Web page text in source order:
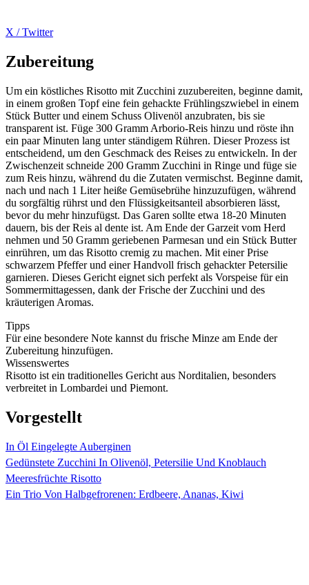
X / Twitter
Zubereitung
Um ein köstliches Risotto mit Zucchini zuzubereiten, beginne damit,
in einem großen Topf eine fein gehackte Frühlingszwiebel in einem
Stück Butter und einem Schuss Olivenöl anzubraten, bis sie
transparent ist. Füge 300 Gramm Arborio-Reis hinzu und röste ihn
ein paar Minuten lang unter ständigem Rühren. Dieser Prozess ist
entscheidend, um den Geschmack des Reises zu entwickeln. In der
Zwischenzeit schneide 200 Gramm Zucchini in Ringe und füge sie
zum Reis hinzu, während du die Zutaten vermischst. Beginne damit,
nach und nach 1 Liter heiße Gemüsebrühe hinzuzufügen, während
du sorgfältig rührst und den Flüssigkeitsanteil absorbieren lässt,
bevor du mehr hinzufügst. Das Garen sollte etwa 18-20 Minuten
dauern, bis der Reis al dente ist. Am Ende der Garzeit vom Herd
nehmen und 50 Gramm geriebenen Parmesan und ein Stück Butter
einrühren, um das Risotto cremig zu machen. Mit einer Prise
schwarzem Pfeffer und einer Handvoll frisch gehackter Petersilie
garnieren. Dieses Gericht eignet sich perfekt als Vorspeise für ein
Sommermittagessen, dank der Frische der Zucchini und des
kräuterigen Aromas.
Tipps
Für eine besondere Note kannst du frische Minze am Ende der
Zubereitung hinzufügen.
Wissenswertes
Risotto ist ein traditionelles Gericht aus Norditalien, besonders
verbreitet in Lombardei und Piemont.
Vorgestellt
In Öl Eingelegte Auberginen
Gedünstete Zucchini In Olivenöl, Petersilie Und Knoblauch
Meeresfrüchte Risotto
Ein Trio Von Halbgefrorenen: Erdbeere, Ananas, Kiwi